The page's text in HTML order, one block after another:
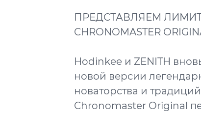
ПРЕДСТАВЛЯЕМ
CHRONOMASTER
Hodinkee и ZENITH
новой версии
новаторства и
Chronomaster Original